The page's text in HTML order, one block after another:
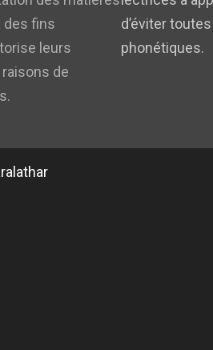
des fins
leurs
de
d’éviter
phonétiques.